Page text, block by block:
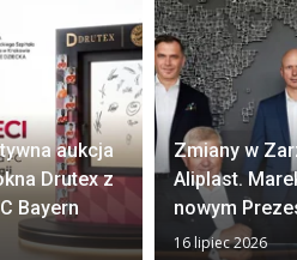
aukcja
Drutex z
Bayern
Zmiany w
Aliplast.
nowym
16 lipiec 2026